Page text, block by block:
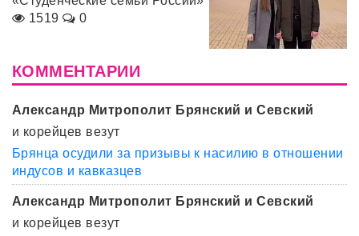
1519
0
КОММЕНТАРИИ
Александр Митрополит Брянский и Севский
и корейцев везут
Брянца осудили за призывы к насилию в отношении
индусов и кавказцев
Александр Митрополит Брянский и Севский
и корейцев везут